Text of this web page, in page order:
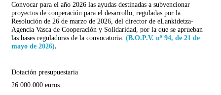
Convocar para el año 2026 las ayudas destinadas a subvencionar
proyectos de cooperación para el desarrollo, reguladas por la
Resolución de 26 de marzo de 2026, del director de eLankidetza-
Agencia Vasca de Cooperación y Solidaridad, por la que se aprueban
las bases reguladoras de la convocatoria. (B.O.P.V. nº 94, de 21 de
mayo de 2026).
Dotación presupuestaria
26.000.000 euros